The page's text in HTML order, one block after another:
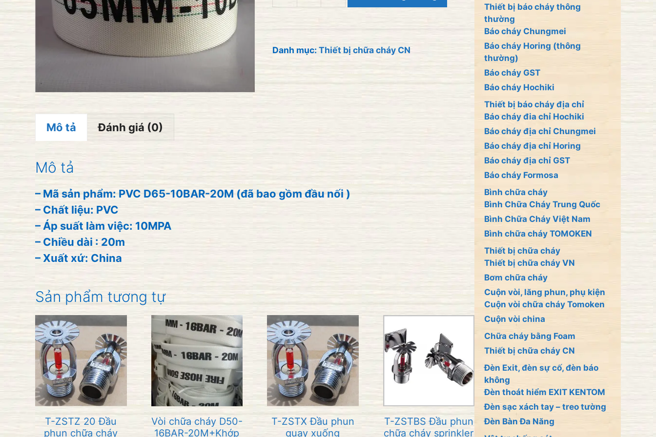
D65-
gồm
)
số
Danh mục: Thiết bị chữa cháy CN
Mô tả Đánh giá (0)
Mô tả
– Mã sản phẩm: PVC D65-10BAR-20M (đã bao gồm đầu nối )
– Chất liệu: PVC
– Áp suất làm việc: 10MPA
– Chiều dài : 20m
– Xuất xứ: China
Sản phẩm tương tự
T-ZSTZ 20 Đầu
phun chữa cháy
Vòi chữa cháy D50-
16BAR-20M+Khớp
T-ZSTX Đầu phun
quay xuống
T-ZSTBS Đầu phun
chữa cháy sprinkler
Thiết bị báo cháy thông
thường
Báo cháy Chungmei
Báo cháy Horing (thông
thường)
Báo cháy GST
Báo cháy Hochiki
Thiết bị báo cháy địa chỉ
Báo cháy đia chỉ Hochiki
Báo cháy địa chỉ Chungmei
Báo cháy địa chỉ Horing
Báo cháy địa chỉ GST
Báo cháy Formosa
Bình chữa cháy
Bình Chữa Cháy Trung Quốc
Bình Chữa Cháy Việt Nam
Bình chữa cháy TOMOKEN
Thiết bị chữa cháy
Thiết bị chữa cháy VN
Bơm chữa cháy
Cuộn vòi, lăng phun, phụ kiện
Cuộn vòi chữa cháy Tomoken
Cuộn vòi china
Chữa cháy bằng Foam
Thiết bị chữa cháy CN
Đèn Exit, đèn sự cố, đèn báo
không
Đèn thoát hiểm EXIT KENTOM
Đèn sạc xách tay – treo tường
Đèn Bàn Đa Năng